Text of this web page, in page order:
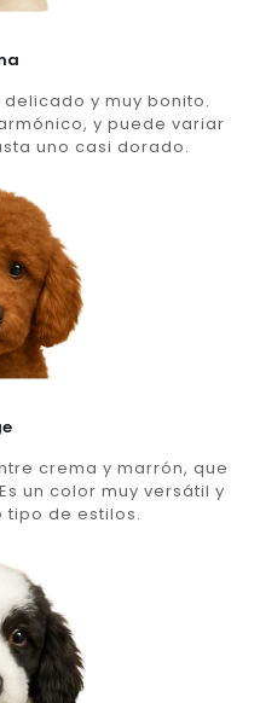
y muy bonito.
y puede variar
uno casi dorado.
crema y marrón, que
un color muy versátil y
tipo de estilos.